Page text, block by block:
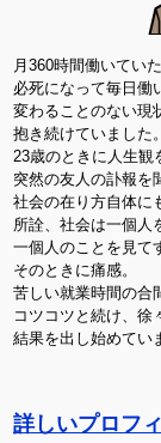
月360時間働いていた
必死になって毎日働
変わることのない現
抱き続けていました。
23歳のときに人生観
突然の友人の訃報を
社会の在り方自体
所詮、社会は一個人
一個人のことを見て
そのときに痛感。
苦しい就業時間の合
コツコツと続け、徐
結果を出し始めてい
詳しいプロフ